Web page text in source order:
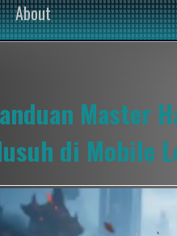
About
Master
di Mobile